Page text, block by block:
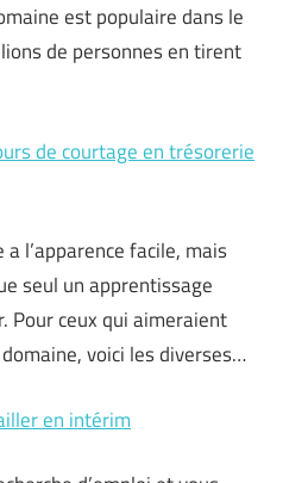
est populaire dans le
de personnes en tirent
de courtage en trésorerie
l’apparence facile, mais
seul un apprentissage
Pour ceux qui aimeraient
voici les diverses…
en intérim